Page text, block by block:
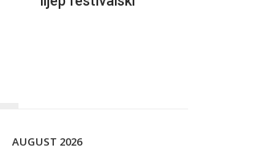
AUGUST 2026